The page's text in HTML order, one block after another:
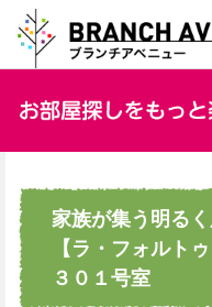
家族が集う明る
【ラ・フォルト
３０１号室